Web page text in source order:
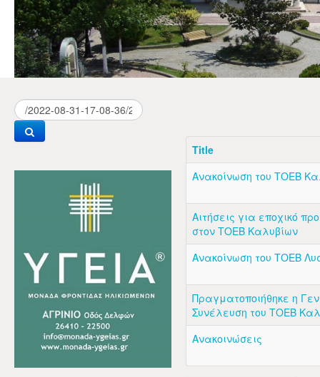
Title
Ανακοίνωση του ΤΟΕΒ
Αιτήσεις για εποχικό
στον ΤΟΕΒ Καλυβίων
Ανακοίνωση του ΤΟΕΒ
Πραγματοποιήθηκε η
Συνέλευση του ΤΟΕΒ
Ανακοινώσεις